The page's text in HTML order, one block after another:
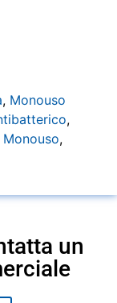
, Monouso
,
Monouso,
un